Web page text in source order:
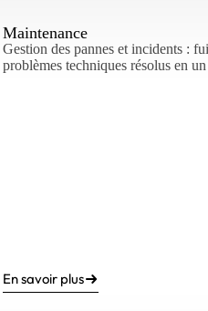
Maintenance
Gestion des pannes et incidents :
problèmes techniques résolus en
En savoir plus